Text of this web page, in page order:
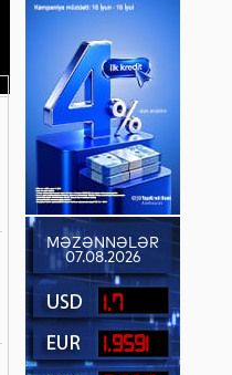
MƏZƏNNƏLƏR
07.08.2026
1.7
1.9591